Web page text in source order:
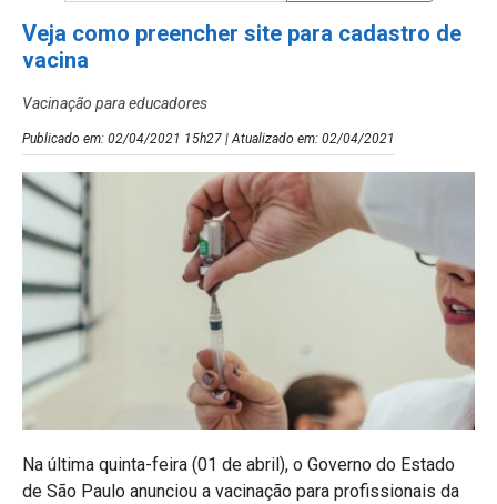
Veja como preencher site para cadastro de
vacina
Vacinação para educadores
Publicado em: 02/04/2021 15h27 | Atualizado em: 02/04/2021
Na última quinta-feira (01 de abril), o Governo do Estado
de São Paulo anunciou a vacinação para profissionais da